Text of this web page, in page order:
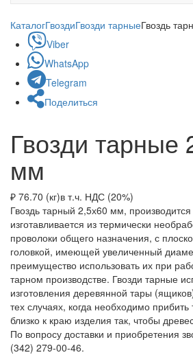
КаталогГвоздиГвозди тарныеГвоздь
Viber
WhatsApp
Telegram
Поделиться
Гвозди тарные
мм
₽ 76.70 (кг)в т.ч. НДС (20%)
Гвоздь тарный 2,5х60 мм,
изготавливается из термически
проволоки общего назначения, с
головкой, имеющей увеличенный
преимущество использовать их при
тарном производстве. Гвозди тарные
изготовления деревянной тары
тех случаях, когда необходимо
близко к краю изделия так, чтобы
По вопросу доставки и приобретения
(342) 279-00-46.